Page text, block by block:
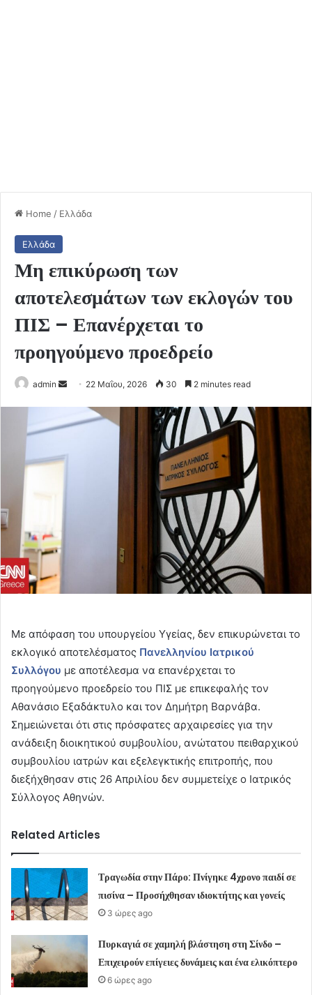
Home / Ελλάδα
Ελλάδα
Μη επικύρωση των
αποτελεσμάτων των εκλογών του
ΠΙΣ – Επανέρχεται το
προηγούμενο προεδρείο
admin
Send
email
22 Μαΐου, 2026 30 2 minutes read
Με απόφαση του υπουργείου Υγείας, δεν επικυρώνεται το
εκλογικό αποτελέσματος Πανελληνίου Ιατρικού
Συλλόγου με αποτέλεσμα να επανέρχεται το
προηγούμενο προεδρείο του ΠΙΣ με επικεφαλής τον
Αθανάσιο Εξαδάκτυλο και τον Δημήτρη Βαρνάβα.
Σημειώνεται ότι στις πρόσφατες αρχαιρεσίες για την
ανάδειξη διοικητικού συμβουλίου, ανώτατου πειθαρχικού
συμβουλίου ιατρών και εξελεγκτικής επιτροπής, που
διεξήχθησαν στις 26 Απριλίου δεν συμμετείχε ο Ιατρικός
Σύλλογος Αθηνών.
Related Articles
Τραγωδία στην Πάρο: Πνίγηκε 4χρονο παιδί σε
πισίνα – Προσήχθησαν ιδιοκτήτης και γονείς
3 ώρες ago
Πυρκαγιά σε χαμηλή βλάστηση στη Σίνδο –
Επιχειρούν επίγειες δυνάμεις και ένα ελικόπτερο
6 ώρες ago